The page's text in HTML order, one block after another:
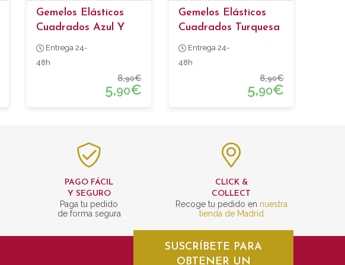
Gemelos Elásticos
Cuadrados Azul Y
Blanco
Entrega 24-
48h
8,90€
5,90€
Gemelos Elásticos
Cuadrados Turquesa
Y Celeste
Entrega 24-
48h
8,90€
5,90€
PAGO FÁCIL
Y SEGURO
Paga tu pedido
de forma segura
CLICK &
COLLECT
Recoge tu pedido en nuestra
tienda de Madrid
SUSCRÍBETE PARA
OBTENER UN